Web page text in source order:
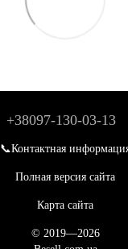
+38097-130-03-13
📞Контактная
Полная версия сайта
Карта сайта
© 2019—2026